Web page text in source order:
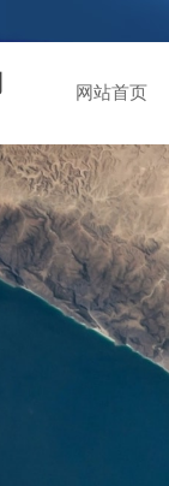
网站首页